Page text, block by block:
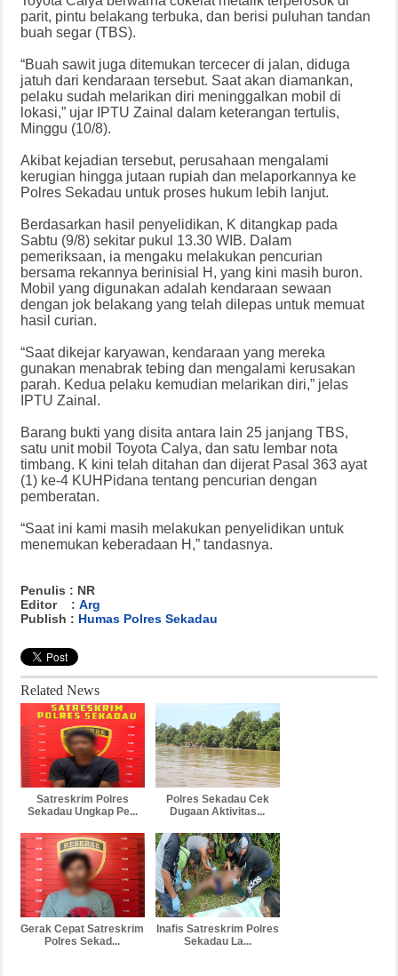
parit, pintu belakang terbuka, dan berisi puluhan tandan
buah segar (TBS).
“Buah sawit juga ditemukan tercecer di jalan, diduga
jatuh dari kendaraan tersebut. Saat akan diamankan,
pelaku sudah melarikan diri meninggalkan mobil di
lokasi,” ujar IPTU Zainal dalam keterangan tertulis,
Minggu (10/8).
Akibat kejadian tersebut, perusahaan mengalami
kerugian hingga jutaan rupiah dan melaporkannya ke
Polres Sekadau untuk proses hukum lebih lanjut.
Berdasarkan hasil penyelidikan, K ditangkap pada
Sabtu (9/8) sekitar pukul 13.30 WIB. Dalam
pemeriksaan, ia mengaku melakukan pencurian
bersama rekannya berinisial H, yang kini masih buron.
Mobil yang digunakan adalah kendaraan sewaan
dengan jok belakang yang telah dilepas untuk memuat
hasil curian.
“Saat dikejar karyawan, kendaraan yang mereka
gunakan menabrak tebing dan mengalami kerusakan
parah. Kedua pelaku kemudian melarikan diri,” jelas
IPTU Zainal.
Barang bukti yang disita antara lain 25 janjang TBS,
satu unit mobil Toyota Calya, dan satu lembar nota
timbang. K kini telah ditahan dan dijerat Pasal 363 ayat
(1) ke-4 KUHPidana tentang pencurian dengan
pemberatan.
“Saat ini kami masih melakukan penyelidikan untuk
menemukan keberadaan H,” tandasnya.
Penulis : NR
Editor : Arg
Publish : Humas Polres Sekadau
Related News
Satreskrim Polres
Sekadau Ungkap Pe...
Polres Sekadau Cek
Dugaan Aktivitas...
Gerak Cepat Satreskrim
Polres Sekad...
Inafis Satreskrim Polres
Sekadau La...